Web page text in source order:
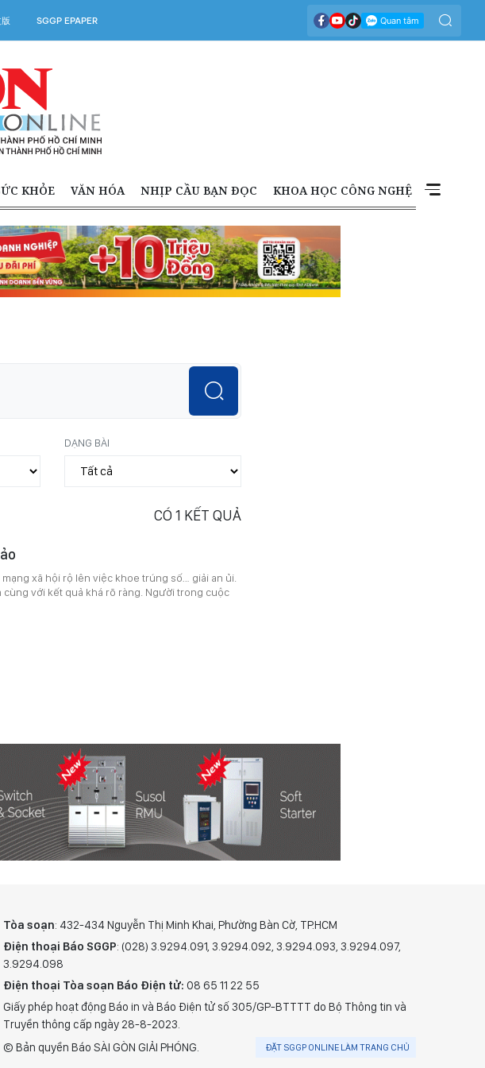
SGGP EPAPER
KHỎE VĂN HÓA NHỊP CẦU BẠN ĐỌC KHOA HỌC CÔNG NGHỆ
DẠNG BÀI
CÓ 1 KẾT QUẢ
xã hội rộ lên việc khoe trúng số… giải an ủi.
với kết quả khá rõ ràng. Người trong cuộc
Tòa soạn: 432-434 Nguyễn Thị Minh Khai, Phường Bàn Cờ, TP.HCM
Điện thoại Báo SGGP: (028) 3.9294.091, 3.9294.092, 3.9294.093, 3.9294.097,
3.9294.098
Điện thoại Tòa soạn Báo Điện tử: 08 65 11 22 55
Giấy phép hoạt động Báo in và Báo Điện tử số 305/GP-BTTTT do Bộ Thông tin và
Truyền thông cấp ngày 28-8-2023.
© Bản quyền Báo SÀI GÒN GIẢI PHÓNG.
ĐẶT SGGP ONLINE LÀM TRANG CHỦ